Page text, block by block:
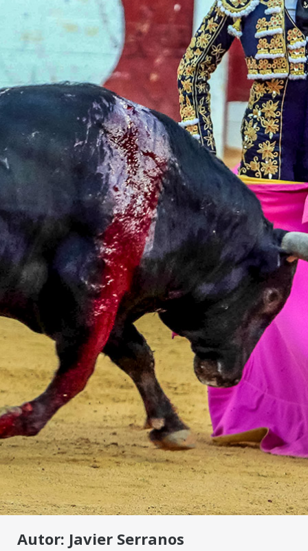
Autor: Javier Serranos